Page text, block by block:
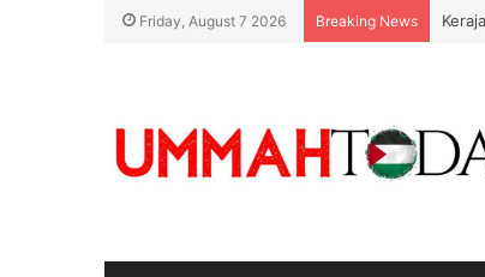
Friday, August 7 2026 Breaking News